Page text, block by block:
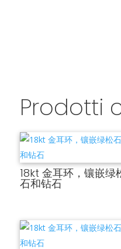
Prodotti
18kt 金耳环，镶嵌绿
石和钻石